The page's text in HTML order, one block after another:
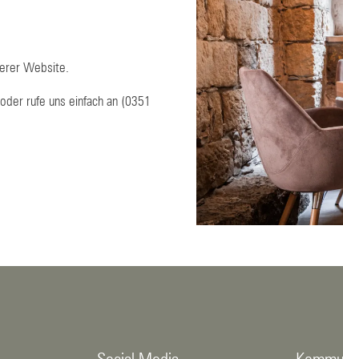
Website.
rufe uns einfach an (0351